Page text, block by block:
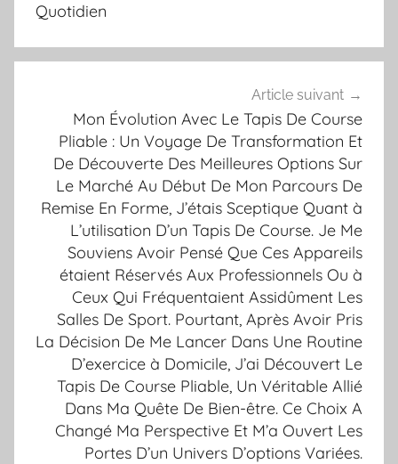
Quotidien
Article suivant
Mon Évolution Avec Le Tapis De Course
Pliable : Un Voyage De Transformation Et
De Découverte Des Meilleures Options Sur
Le Marché Au Début De Mon Parcours De
Remise En Forme, J’étais Sceptique Quant à
L’utilisation D’un Tapis De Course. Je Me
Souviens Avoir Pensé Que Ces Appareils
étaient Réservés Aux Professionnels Ou à
Ceux Qui Fréquentaient Assidûment Les
Salles De Sport. Pourtant, Après Avoir Pris
La Décision De Me Lancer Dans Une Routine
D’exercice à Domicile, J’ai Découvert Le
Tapis De Course Pliable, Un Véritable Allié
Dans Ma Quête De Bien-être. Ce Choix A
Changé Ma Perspective Et M’a Ouvert Les
Portes D’un Univers D’options Variées.